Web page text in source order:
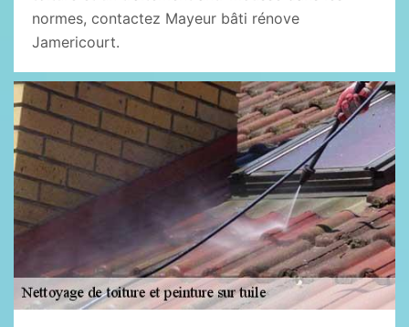
normes, contactez Mayeur bâti rénove
Jamericourt.